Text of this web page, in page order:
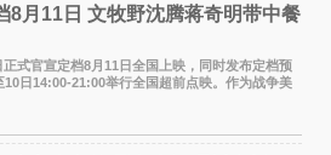
8月11日 文牧野沈腾蒋奇明带中餐
官宣定档8月11日全国上映，同时发布定档预
日14:00-21:00举行全国超前点映。作为战争美
福（沈腾